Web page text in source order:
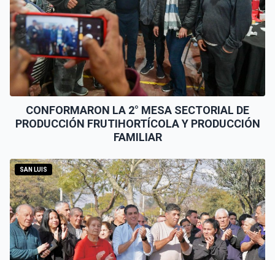
CONFORMARON LA 2° MESA SECTORIAL DE
PRODUCCIÓN FRUTIHORTÍCOLA Y PRODUCCIÓN
FAMILIAR
SAN LUIS